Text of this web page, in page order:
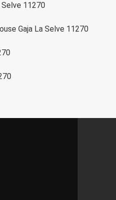
11270
Gaja La Selve 11270